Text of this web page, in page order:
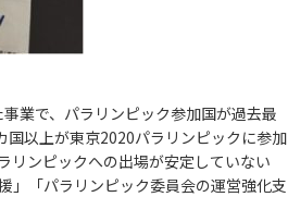
業で、パラリンピック参加国が過去最
以上が東京2020パラリンピックに参加
リンピックへの出場が安定していない
」「パラリンピック委員会の運営強化支